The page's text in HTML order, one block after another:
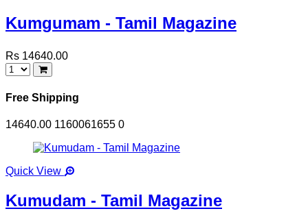
Kumgumam - Tamil Magazine
Rs 14640.00
Free Shipping
14640.00 1160061655 0
Quick View
Kumudam - Tamil Magazine